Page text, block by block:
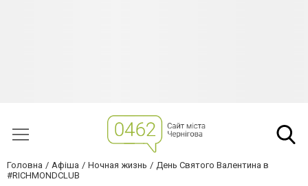
Головна Афіша Ночная жизнь
День Святого Валентина в
#RICHMONDCLUB